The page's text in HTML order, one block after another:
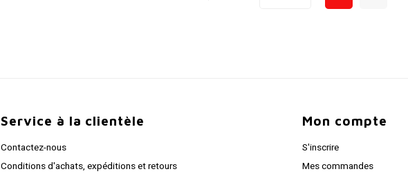
Service à la clientèle
Contactez-nous
Conditions d'achats, expéditions et retours
Mon compte
S'inscrire
Mes commandes